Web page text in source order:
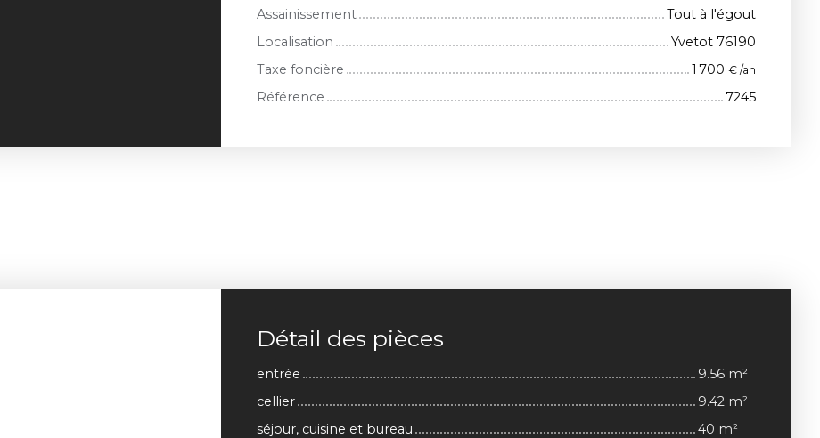
Assainissement
Tout à l'égout
Localisation
Yvetot 76190
Taxe foncière
1 700 € /an
Référence 7245
Détail des pièces
entrée
9.56 m²
cellier
9.42 m²
séjour, cuisine et bureau
40 m²